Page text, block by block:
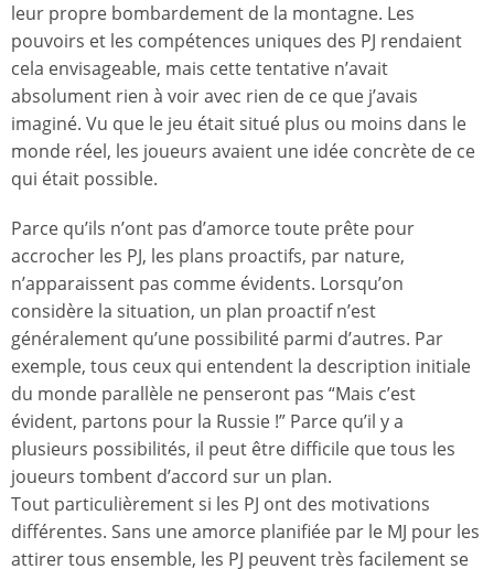
leur propre bombardement de la montagne. Les
pouvoirs et les compétences uniques des PJ rendaient
cela envisageable, mais cette tentative n’avait
absolument rien à voir avec rien de ce que j’avais
imaginé. Vu que le jeu était situé plus ou moins dans le
monde réel, les joueurs avaient une idée concrète de ce
qui était possible.
Parce qu’ils n’ont pas d’amorce toute prête pour
accrocher les PJ, les plans proactifs, par nature,
n’apparaissent pas comme évidents. Lorsqu’on
considère la situation, un plan proactif n’est
généralement qu’une possibilité parmi d’autres. Par
exemple, tous ceux qui entendent la description initiale
du monde parallèle ne penseront pas “Mais c’est
évident, partons pour la Russie !” Parce qu’il y a
plusieurs possibilités, il peut être difficile que tous les
joueurs tombent d’accord sur un plan.
Tout particulièrement si les PJ ont des motivations
différentes. Sans une amorce planifiée par le MJ pour les
attirer tous ensemble, les PJ peuvent très facilement se